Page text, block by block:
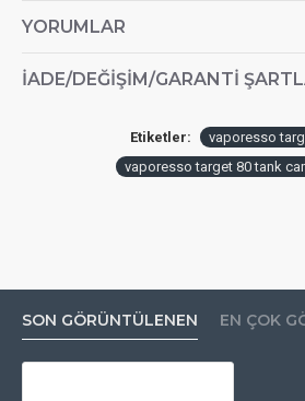
YORUMLAR
İADE/DEĞIŞIM/GARANTI
Etiketler:
vaporesso
vaporesso target 80 tank
SON GÖRÜNTÜLENEN EN ÇOK